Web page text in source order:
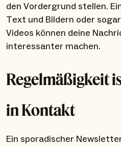
den Vordergrund stellen.
Text und Bildern oder
Videos können deine
interessanter machen.
Regelmäßigkeit
in Kontakt
Ein sporadischer